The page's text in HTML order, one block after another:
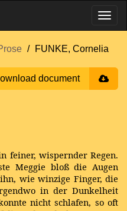
FUNKE, Cornelia
document
feiner, wispernder Regen.
Meggie bloß die Augen
wie winzige Finger, die
in der Dunkelheit
nicht schlafen, so oft